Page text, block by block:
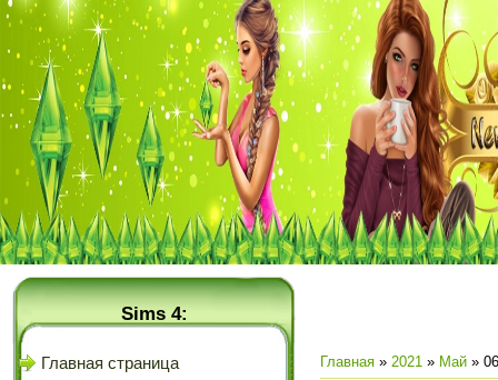
Sims 4:
Главная страница
Главная » 2021 » Май » 06